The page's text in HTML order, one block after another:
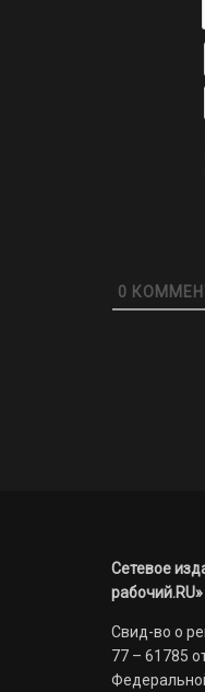
0
Сетевое
рабочий.RU»
Свид-во о
77 – 61785